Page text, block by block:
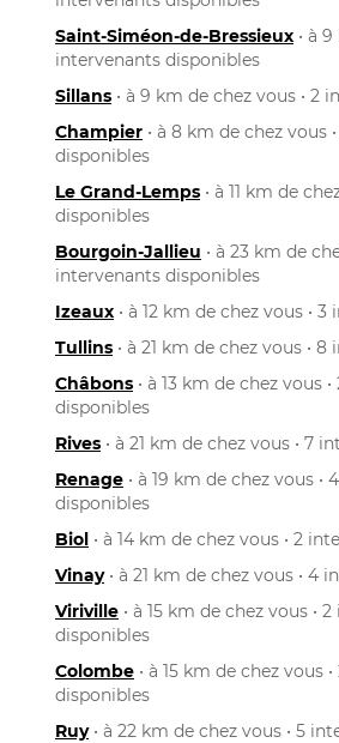
Saint-Siméon-de-Bressieux • à
intervenants disponibles
Sillans • à 9 km de chez vous • 2
Champier • à 8 km de chez vous
disponibles
Le Grand-Lemps • à 11 km de
disponibles
Bourgoin-Jallieu • à 23 km de
intervenants disponibles
Izeaux • à 12 km de chez vous •
Tullins • à 21 km de chez vous •
Châbons • à 13 km de chez vous
disponibles
Rives • à 21 km de chez vous • 7
Renage • à 19 km de chez vous •
disponibles
Biol • à 14 km de chez vous • 2
Vinay• à 21 km de chez vous • 4
Viriville • à 15 km de chez vous •
disponibles
Colombe • à 15 km de chez vous
disponibles
Ruy• à 22 km de chez vous • 5